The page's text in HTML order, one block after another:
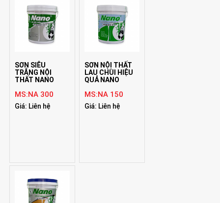
SƠN SIÊU
TRẮNG NỘI
THẤT NANO
MS:NA 300
Giá: Liên hệ
SƠN NỘI THẤT
LAU CHÙI HIỆU
QUẢ NANO
MS:NA 150
Giá: Liên hệ